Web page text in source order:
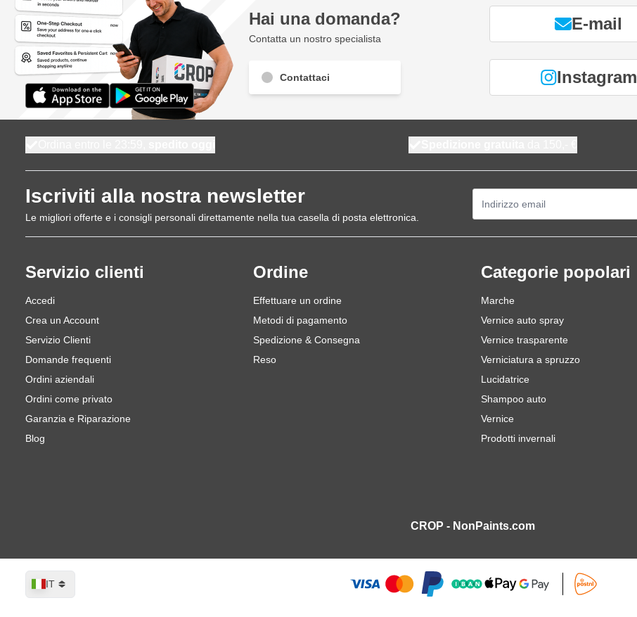
Hai una domanda?
Contatta un nostro specialista
Contattaci
E-mail
Instagram
Iscriviti alla nostra newsletter
Le migliori offerte e i consigli personali direttamente nella tua casella di posta elettronica.
Servizio clienti
Accedi
Crea un Account
Servizio Clienti
Domande frequenti
Ordini aziendali
Ordini come privato
Garanzia e Riparazione
Blog
Ordine
Effettuare un ordine
Metodi di pagamento
Spedizione & Consegna
Reso
Categorie popolari
Marche
Vernice auto spray
Vernice trasparente
Verniciatura a spruzzo
Lucidatrice
Shampoo auto
Vernice
Prodotti invernali
CROP - NonPaints.com
Lingua
IT